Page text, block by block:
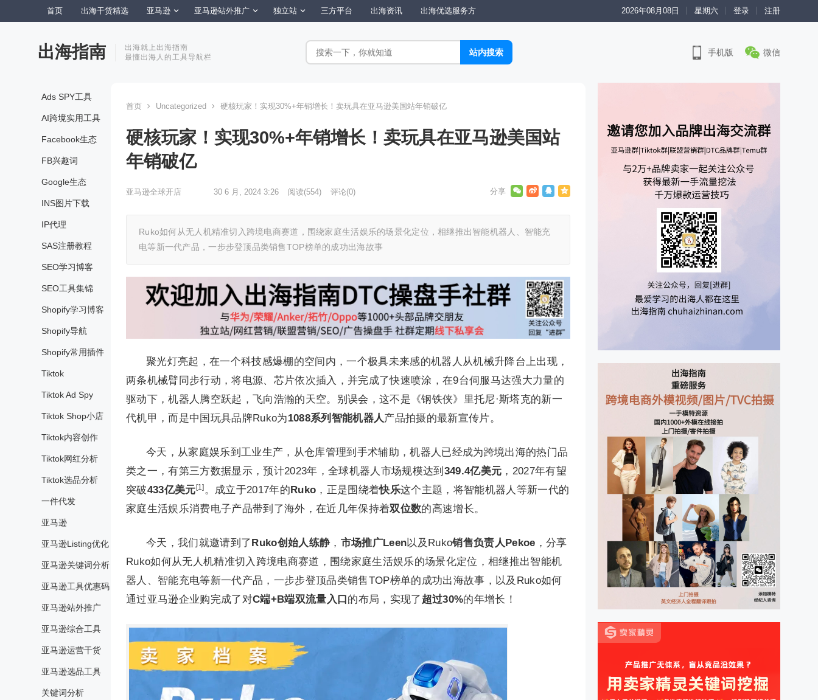
首页 出海干货精选 亚马逊 亚马逊站外推广 独立站 三方平台 出海资讯 出海优选服务方 2026年08月08日 星期六 登录 注册
出海指南
出海就上出海指南
最懂出海人的工具导航栏
手机版 微信
Ads SPY工具
AI跨境实用工具
Facebook生态
FB兴趣词
Google生态
INS图片下载
IP代理
SAS注册教程
SEO学习博客
SEO工具集锦
Shopify学习博客
Shopify导航
Shopify常用插件
Tiktok
Tiktok Ad Spy
Tiktok Shop小店
Tiktok内容创作
Tiktok网红分析
Tiktok选品分析
一件代发
亚马逊
亚马逊Listing优化
亚马逊关键词分析
亚马逊工具优惠码
亚马逊站外推广
亚马逊综合工具
亚马逊运营干货
亚马逊选品工具
关键词分析
首页 Uncategorized 硬核玩家！实现30%+年销增长！卖玩具在亚马逊美国站年销破亿
硬核玩家！实现30%+年销增长！卖玩具在亚马逊美国站
年销破亿
亚马逊全球开店 30 6 月, 2024 3:26 阅读(554) 评论(0)
Ruko如何从无人机精准切入跨境电商赛道，围绕家庭生活娱乐的场景化定位，相继推出智能机器人、智能充
电等新一代产品，一步步登顶品类销售TOP榜单的成功出海故事
聚光灯亮起，在一个科技感爆棚的空间内，一个极具未来感的机器人从机械升降台上出现，
两条机械臂同步行动，将电源、芯片依次插入，并完成了快速喷涂，在9台伺服马达强大力量的
驱动下，机器人腾空跃起，飞向浩瀚的天空。别误会，这不是《钢铁侠》里托尼·斯塔克的新一
代机甲，而是中国玩具品牌Ruko为1088系列智能机器人产品拍摄的最新宣传片。
今天，从家庭娱乐到工业生产，从仓库管理到手术辅助，机器人已经成为跨境出海的热门品
类之一，有第三方数据显示，预计2023年，全球机器人市场规模达到 349.4亿美元 ，2027年有望
突破433亿美元 [1] 。成立于2017年的Ruko ，正是围绕着快乐这个主题，将智能机器人等新一代的
家庭生活娱乐消费电子产品带到了海外，在近几年保持着双位数的高速增长。
今天，我们就邀请到了Ruko创始人练静， 市场推广Leen以及Ruko销售负责人Pekoe ，分享
Ruko如何从无人机精准切入跨境电商赛道，围绕家庭生活娱乐的场景化定位，相继推出智能机
器人、智能充电等新一代产品，一步步登顶品类销售TOP榜单的成功出海故事，以及Ruko如何
通过亚马逊企业购完成了对C端+B端双流量入口的布局，实现了 超过30%的年增长！